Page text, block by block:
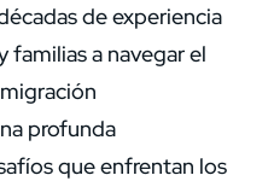
de experiencia
familias a navegar el
profunda
que enfrentan los